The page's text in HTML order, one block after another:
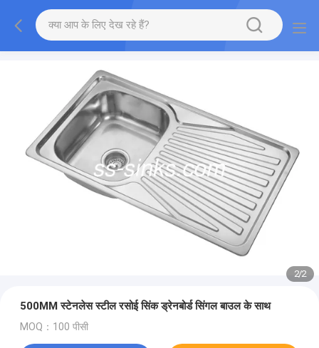
2/2
500MM स्टेनलेस स्टील रसोई सिंक ड्रेनबोर्ड सिंगल बाउल के साथ
MOQ：100 पीसी